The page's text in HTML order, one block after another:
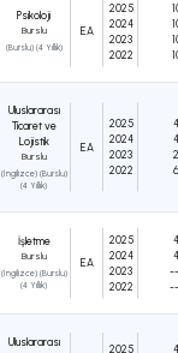
Psikoloji
Burslu
(Burslu) (4 Yıllık)
EA
2025
2024
2023
2022
Uluslararası
Ticaret ve
Lojistik
Burslu
(İngilizce) (Burslu)
(4 Yıllık)
EA
2025
2024
2023
2022
4
4
2
6
İşletme
Burslu
(İngilizce) (Burslu)
(4 Yıllık)
EA
2025
2024
2023
2022
4
4
Uluslararası
2025
4